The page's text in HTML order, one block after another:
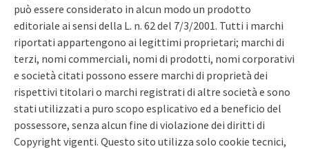
può essere considerato in alcun modo un prodotto
editoriale ai sensi della L. n. 62 del 7/3/2001. Tutti i marchi
riportati appartengono ai legittimi proprietari; marchi di
terzi, nomi commerciali, nomi di prodotti, nomi corporativi
e società citati possono essere marchi di proprietà dei
rispettivi titolari o marchi registrati di altre società e sono
stati utilizzati a puro scopo esplicativo ed a beneficio del
possessore, senza alcun fine di violazione dei diritti di
Copyright vigenti. Questo sito utilizza solo cookie tecnici,